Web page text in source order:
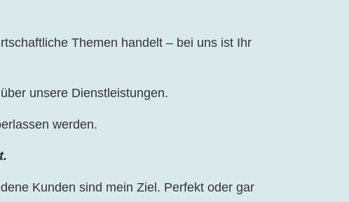
Themen handelt – bei uns ist Ihr
unsere Dienstleistungen.
werden.
Kunden sind mein Ziel. Perfekt oder gar